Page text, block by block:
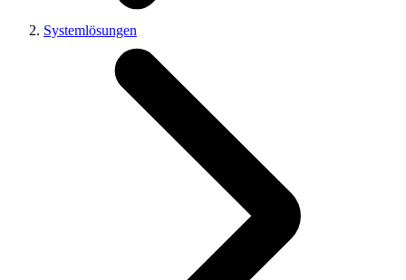
Systemlösungen